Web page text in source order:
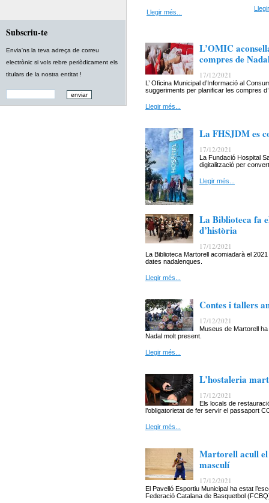
Subscriu-te
Envia'ns la teva adreça de correu
electrònic si vols rebre periòdicament els
titulars de la nostra entitat !
Llegir més...
L’OMIC
compres de
17/12/2021
L’ Oficina Municipal d’Informació al
suggeriments per planificar les compres
Llegir més...
La FHSJDM es
17/12/2021
La Fundació Hospital
digitalització per
Llegir més...
La Biblioteca fa
d’història
17/12/2021
La Biblioteca Martorell acomiadarà el
dates nadalenques.
Llegir més...
Contes i tallers
17/12/2021
Museus de Martorell
Nadal molt present.
Llegir més...
L’hostaleria
17/12/2021
Els locals de
l’obligatorietat de fer servir el passaport
Llegir més...
Martorell acull el
masculí
17/12/2021
El Pavelló Esportiu Municipal ha estat
Federació Catalana de Basquetbol